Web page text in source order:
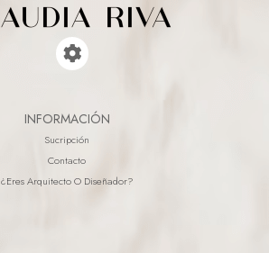
INFORMACIÓN
Sucripción
Contacto
¿eres Arquitecto O Diseñador?